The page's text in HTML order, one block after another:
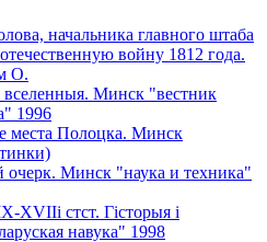
начальника главного штаба
войну 1812 года.
О.
вселенныя. Минск "вестник
1996
места Полоцка. Минск
Минск "наука и техника"
XVIIi стст. Гiсторыя i
навука" 1998